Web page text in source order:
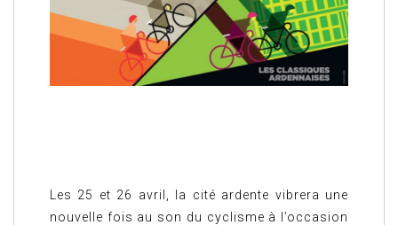
Les 25 et 26 avril, la cité ardente vibrera une
nouvelle fois au son du cyclisme à l’occasion